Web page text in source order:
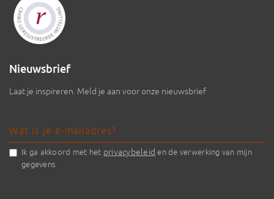
Nieuwsbrief
Laat je inspireren. Meld je aan voor onze nieuwsbrief
Ik ga akkoord met het privacybeleid en de verwerking van mijn
gegevens